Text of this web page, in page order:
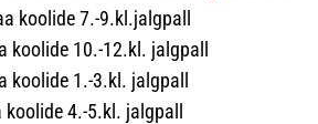
koolide 7.-9.kl.jalgpall
10.-12.kl. jalgpall
1.-3.kl. jalgpall
4.-5.kl. jalgpall